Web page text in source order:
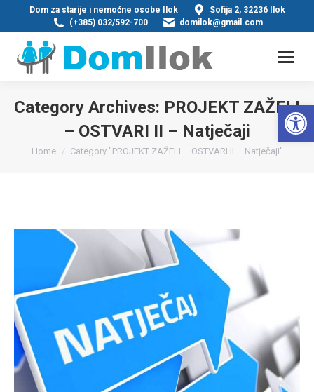
Dom za starije i nemoćne osobe Ilok
Sofija 2, 32236 Ilok
(+385) 032/592-700
domilok@gmail.com
Category Archives: PROJEKT ZAŽELI
– OSTVARI II – Natječaji
You are here:
Home Category "PROJEKT ZAŽELI – OSTVARI II – Natječaji"